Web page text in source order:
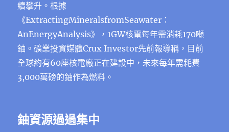
續攀升。根據
《ExtractingMineralsfromSeawater：
AnEnergyAnalysis》，1GW核電每年需消耗170噸
鈾。礦業投資媒體Crux Investor先前報導稱，目前
全球約有60座核電廠正在建設中，未來每年需耗費
3,000萬磅的鈾作為燃料。
鈾資源過過集中